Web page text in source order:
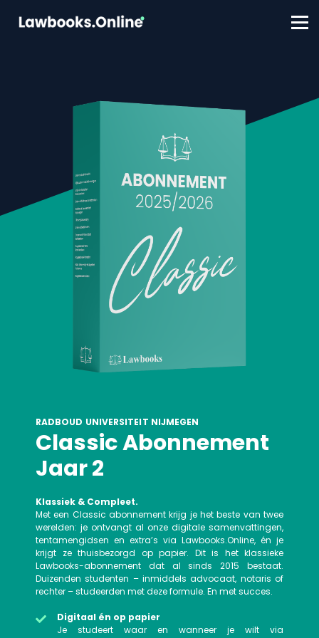
FAQ
Contact
RADBOUD UNIVERSITEIT NIJMEGEN
Classic Abonnement
Jaar 2
Klassiek & Compleet.
Met een Classic abonnement krijg je het beste van twee
werelden: je ontvangt al onze digitale samenvattingen,
tentamengidsen en extra’s via Lawbooks.Online, én je
krijgt ze thuisbezorgd op papier. Dit is het klassieke
Lawbooks-abonnement dat al sinds 2015 bestaat.
Duizenden studenten – inmiddels advocaat, notaris of
rechter – studeerden met deze formule. En met succes.
Digitaal én op papier
Je studeert waar en wanneer je wilt via